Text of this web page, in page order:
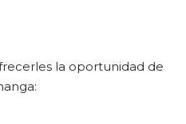
la oportunidad de